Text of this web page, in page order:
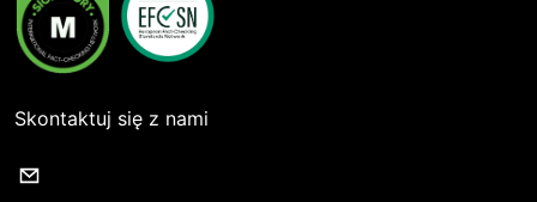
Skontaktuj się z nami